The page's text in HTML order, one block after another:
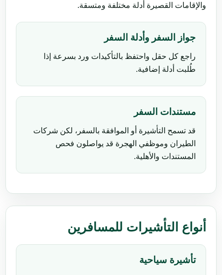
والإقامات القصيرة أدلة مختلفة ومتسقة.
جواز السفر وأدلة السفر
راجع كل حقل واحتفظ بالتأكيدات ورد بسرعة إذا
طُلبت أدلة إضافية.
مستندات السفر
قد تسمح التأشيرة أو الموافقة بالسفر، لكن شركات
الطيران وموظفي الهجرة قد يواصلون فحص
المستندات والأهلية.
أنواع التأشيرات للمسافرين
تأشيرة سياحية